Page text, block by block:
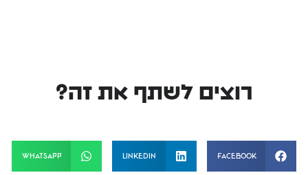
רוצים לשתף את זה?
Facebook
LinkedIn
WhatsApp